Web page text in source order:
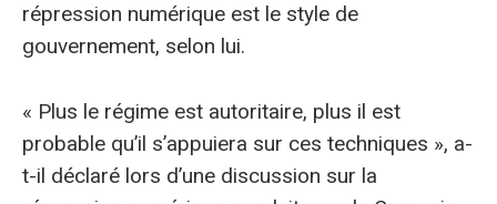
répression numérique est le style de
gouvernement, selon lui.
« Plus le régime est autoritaire, plus il est
probable qu’il s’appuiera sur ces techniques », a-
t-il déclaré lors d’une discussion sur la